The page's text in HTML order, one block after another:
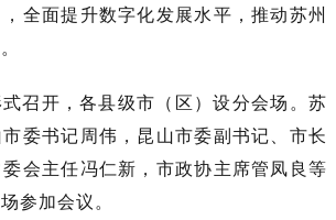
全面提升数字化发展水平，推动苏州
召开，各县级市（区）设分会场。苏
委书记周伟，昆山市委副书记、市长
会主任冯仁新，市政协主席管凤良等
参加会议。